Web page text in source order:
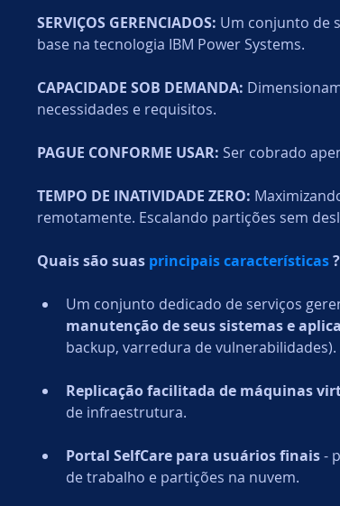
SERVIÇOS GERENCIADOS: Um conjunto de
base na tecnologia IBM Power Systems.
CAPACIDADE SOB DEMANDA:
necessidades e requisitos.
PAGUE CONFORME USAR: Ser cobrado
TEMPO DE INATIVIDADE ZERO:
remotamente. Escalando partições sem
Quais são suas principais características ?
Um conjunto dedicado de serviços
manutenção de seus sistemas e
backup, varredura de vulnerabilidades).
Replicação facilitada de máquinas
de infraestrutura.
Portal SelfCare para usuários finais -
de trabalho e partições na nuvem.